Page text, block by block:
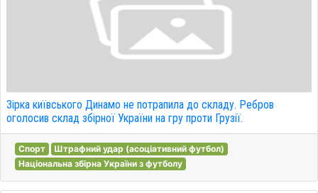
Зірка київського Динамо не потрапила до складу. Ребров
оголосив склад збірної України на гру проти Грузії.
Спорт
Штрафний удар (асоціативний футбол)
Національна збірна України з футболу